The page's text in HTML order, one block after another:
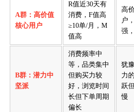
A群：高价值
核心用户
R值近30天有
消费，F值高
≥10单/月，M
值高
高
户
强
B群：潜力中
坚派
消费频率中
等，品类集中
但购买力较
好，浏览时间
长但下单周期
偏长
犹
力
跃
慢